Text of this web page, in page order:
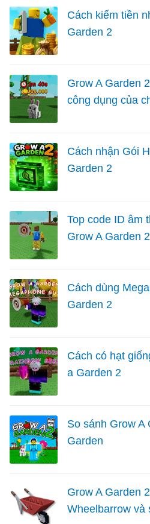
Cách kiếm tiền
Garden 2
Grow A Garden
công dụng của
Cách nhận Gói
Garden 2
Top code ID âm
Grow A Garden 2
Cách dùng
Garden 2
Cách có hạt
a Garden 2
So sánh Grow A
Garden
Grow A Garden
Wheelbarrow và